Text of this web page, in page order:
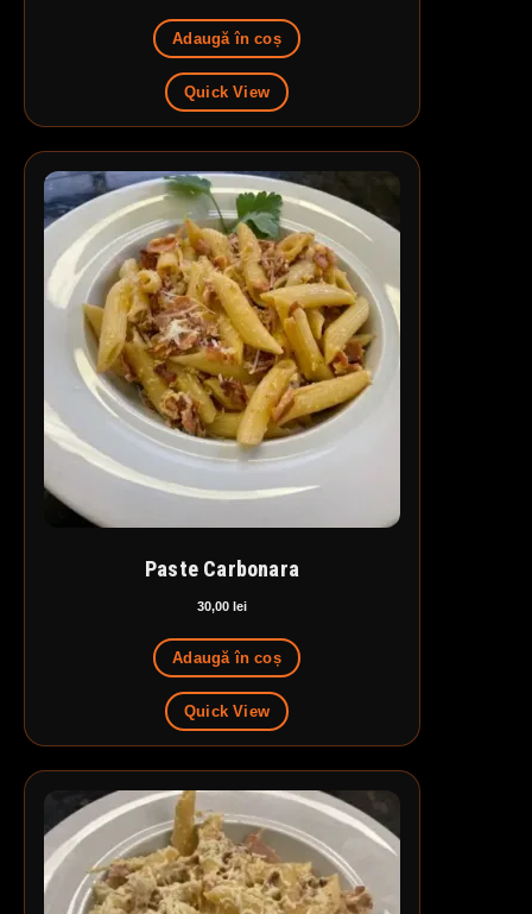
Adaugă în coș
Quick View
Paste Carbonara
30,00 lei
Adaugă în coș
Quick View